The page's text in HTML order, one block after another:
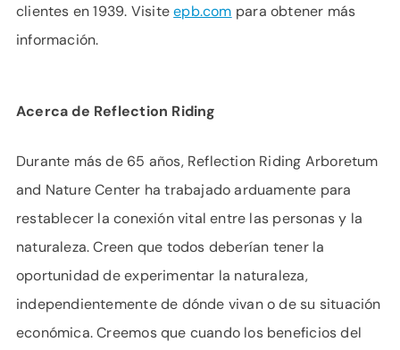
clientes en 1939. Visiteepb.com para obtener más
información.
Acerca de Reflection Riding
Durante más de 65 años, Reflection Riding Arboretum
and Nature Center ha trabajado arduamente para
restablecer la conexión vital entre las personas y la
naturaleza. Creen que todos deberían tener la
oportunidad de experimentar la naturaleza,
independientemente de dónde vivan o de su situación
económica. Creemos que cuando los beneficios del